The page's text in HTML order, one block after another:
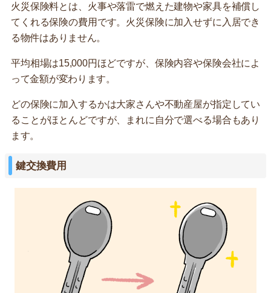
火災保険料とは、火事や落雷で燃えた建物や家具を補償し
てくれる保険の費用です。火災保険に加入せずに入居でき
る物件はありません。
平均相場は15,000円ほどですが、保険内容や保険会社によ
って金額が変わります。
どの保険に加入するかは大家さんや不動産屋が指定してい
ることがほとんどですが、まれに自分で選べる場合もあり
ます。
鍵交換費用